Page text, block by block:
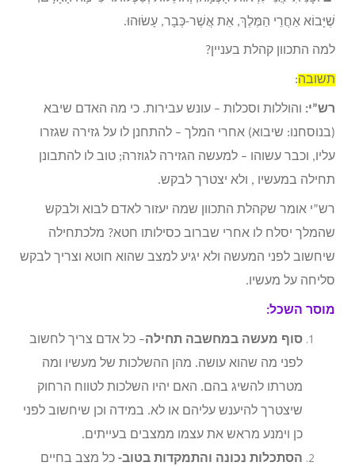
שֶׁיָּבוֹא אַחֲרֵי הַמֶּלֶךְ, אֵת אֲשֶׁר-כְּבָר, עָשׂוּהוּ.
למה התכוון קהלת בעניין?
תשובה:
רש”י: והוללות וסכלות – עונש עבירות. כי מה האדם שיבא
(בנוסחנו: שיבוא) אחרי המלך – להתחנן לו על גזירה שגזרו
עליו, וכבר עשוהו – למעשה הגזירה לגוזרה; טוב לו להתבונן
תחילה במעשיו , ולא יצטרך לבקש.
רש”י אומר שקהלת התכוון שמה יעזור לאדם לבוא ולבקש
שהמלך יסלח לו אחרי שברוב כסילותו חטא? מלכתחילה
שיחשוב לפני המעשה ולא יגיע למצב שהוא חוטא וצריך לבקש
סליחה על מעשיו.
מוסר השכל:
סוף מעשה במחשבה תחילה– כל אדם צריך לחשוב
לפני מה שהוא עושה. מהן ההשלכות של מעשיו ומה
מטרתו להשיג בהם. האם יהיו השלכות לטווח הרחוק
שיצטרך להיענש עליהם או לא. במידה וכן שיחשוב לפני
כן וימנע מראש את עצמו ממצבים בעייתים.
הסתכלות נכונה והתמקדות בטוב- כל מצב בחיים